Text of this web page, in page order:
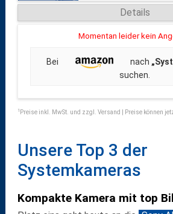
Details
Momentan leider kein
Bei nach
suchen.
1 Preise inkl. MwSt. und zzgl. Versand | Preise können
Unsere Top 3 der
Systemkameras
Kompakte Kamera mit top